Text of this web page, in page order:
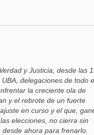
y Justicia, desde las
delegaciones de todo
la creciente ola de
y el rebrote de un fuerte
en curso y el que,
elecciones, no cierra sin
ahora para frenarlo.